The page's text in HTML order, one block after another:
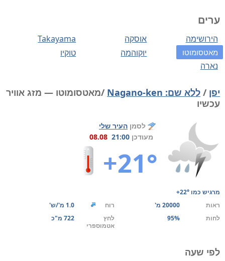
ערים
Takayama אוסקה
הירושימה
טוקיו
יוקוהמה מאטסומוטו
נארה
יפן / ללא שם: Nagano-ken
/מאטסומוטו — מזג אוויר
עכשיו
לסמן העיר שלי
מעודכן 21:00
08.08
+21°
מרגיש כמו +22°
ראות
20000 מ' רוח
1.0 מ'/ש'
לחות
95%
לחץ
אטמוספרי
722 מ"כ
לפי שעה